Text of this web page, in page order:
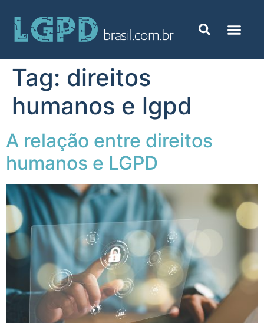
Tag: direitos
humanos e lgpd
A relação entre direitos
humanos e LGPD